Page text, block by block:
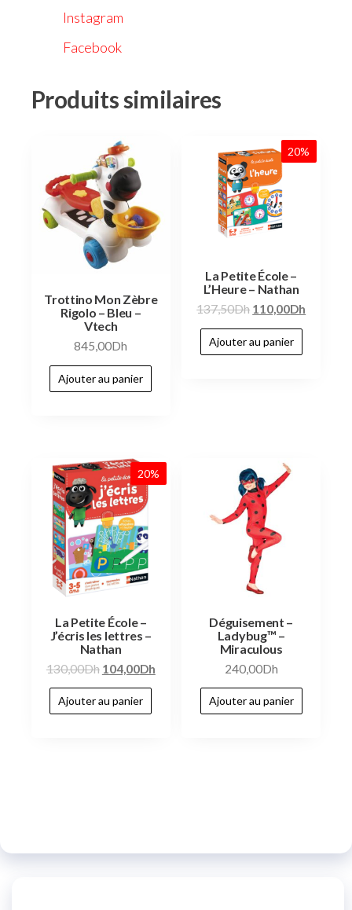
Instagram
Facebook
Produits similaires
Trottino Mon Zèbre
Rigolo – Bleu –
Vtech
845,00Dh
Ajouter au panier
20%
La Petite École –
L’Heure – Nathan
137,50Dh 110,00Dh
Ajouter au panier
20%
La Petite École –
J’écris les lettres –
Nathan
130,00Dh 104,00Dh
Ajouter au panier
Déguisement –
Ladybug™ –
Miraculous
240,00Dh
Ajouter au panier